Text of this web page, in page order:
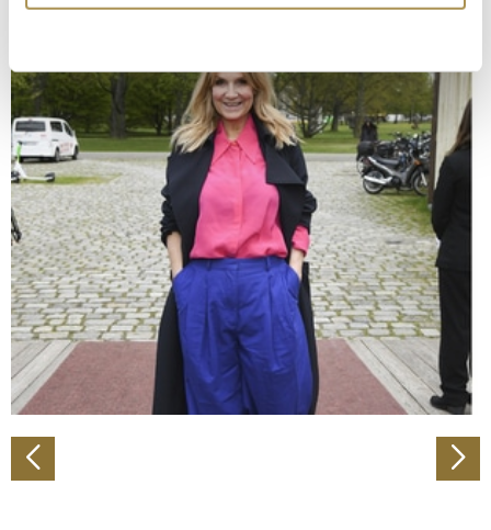
erfassen, welche bis auf einige Meter genau sein
bestimmten Merkmalen (Fingerprinting) identifizieren
Erfahren Sie mehr darüber, wie Ihre persönlichen Daten
verarbeitet werden, und legen Sie Ihre Präferenzen im
Abschnitt Einzelheitenfest.
Wir verwenden Cookies, um Inhalte und Anzeigen zu
personalisieren, Funktionen für soziale Medien anbieten
zu können und die Zugriffe auf unsere Website zu
analysieren. Außerdem geben wir Informationen zu Ihrer
Verwendung unserer Website an unsere Partner für
soziale Medien, Werbung und Analysen weiter. Unsere
Partner führen diese Informationen möglicherweise mit
weiteren Daten zusammen, die Sie ihnen bereitgestellt
haben oder die sie im Rahmen Ihrer Nutzung der Dienste
gesammelt haben.